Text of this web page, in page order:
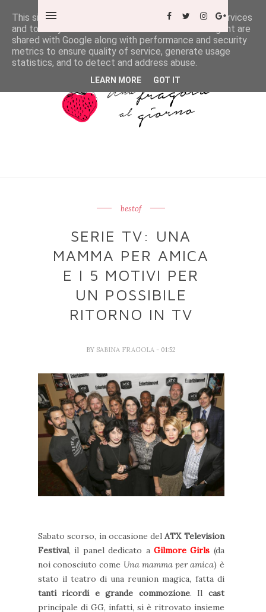
bestof
SERIE TV: UNA
MAMMA PER AMICA
E I 5 MOTIVI PER
UN POSSIBILE
RITORNO IN TV
BY SABINA FRAGOLA - 01:52
Sabato scorso, in occasione delATX Television
Festival, il panel dedicato a Gilmore Girls (da
noi conosciuto come Una mamma per amica) è
stato il teatro di una reunion magica, fatta di
tanti ricordi e grande commozione. Il cast
principale di GG, infatti, si è ritrovato insieme
This site uses cookies from Google to deliver its services
and to analyze traffic. Your IP address and user-agent are
shared with Google along with performance and security
metrics to ensure quality of service, generate usage
statistics, and to detect and address abuse.
LEARN MORE GOT IT